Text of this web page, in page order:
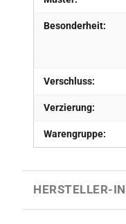
Besonderheit:
Verschluss:
Verzierung:
Warengruppe:
HERSTELLER-